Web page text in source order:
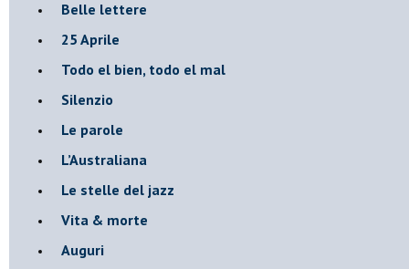
Belle lettere
25 Aprile
Todo el bien, todo el mal
Silenzio
Le parole
​L’Australiana
Le stelle del jazz
Vita & morte
Auguri